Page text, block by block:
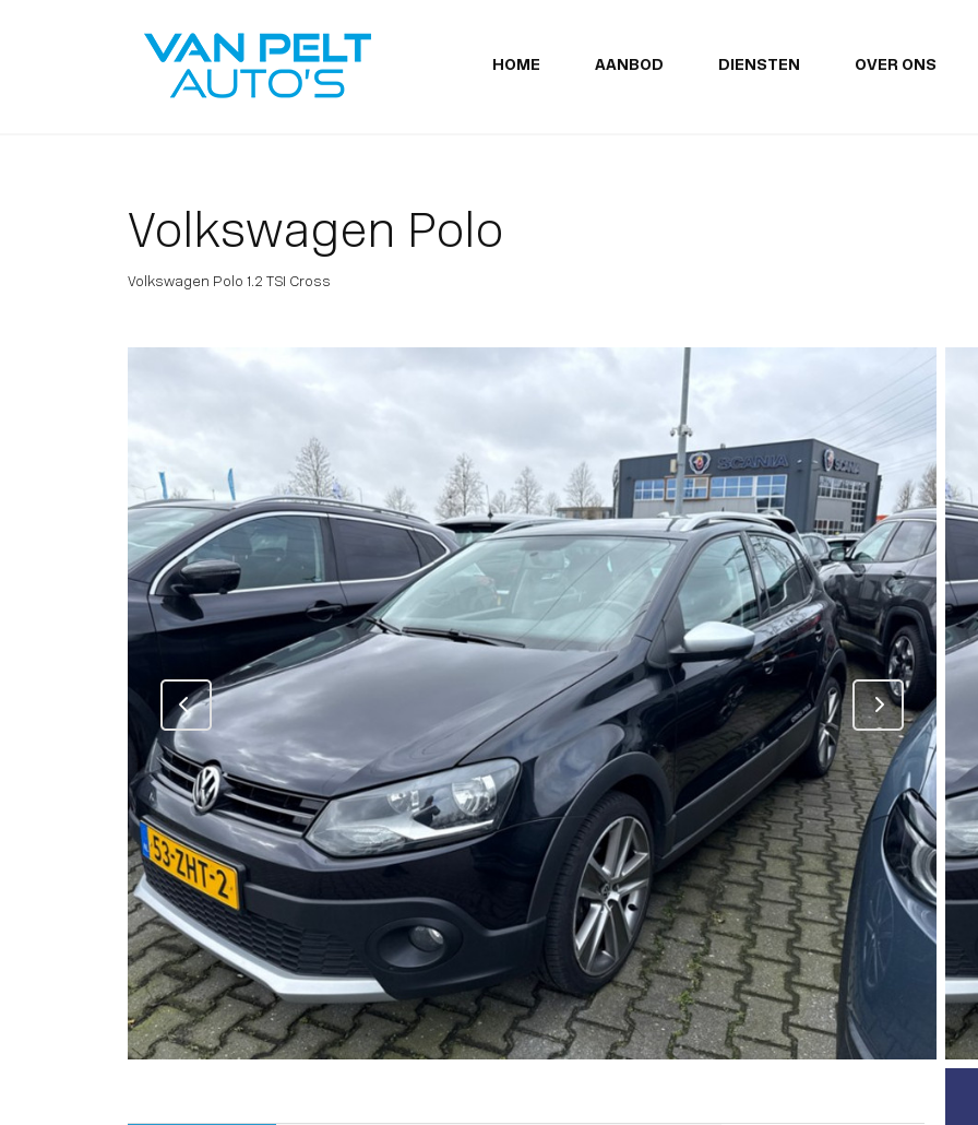
HOME AANBOD DIENSTEN OVER ONS
Volkswagen Polo
Volkswagen Polo 1.2 TSI Cross